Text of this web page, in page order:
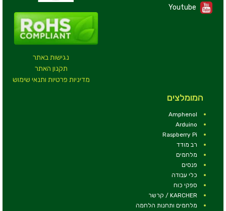
נגישות באתר
תקנון האתר
מדיניות פרטיות ותנאי שימוש
Youtube
המומלצים
Amphenol
Arduino
Raspberry Pi
רב מודד
מלחמים
פנסים
כלי עבודה
ספקי כוח
KARCHER / קרשר
מלחמים ותחנות הלחמה